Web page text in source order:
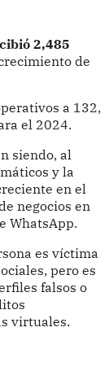
2,485
de
a 132,
el 2024.
siendo, al
y la
en el
negocios en
WhatsApp.
es víctima
pero es
falsos o
virtuales.